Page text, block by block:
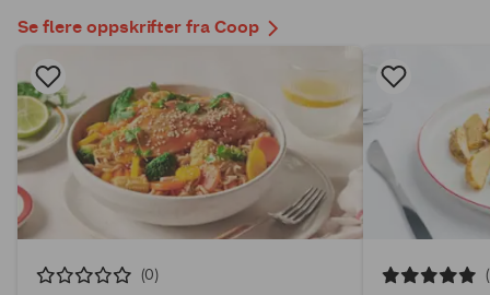
Se flere oppskrifter fra Coop
(0)